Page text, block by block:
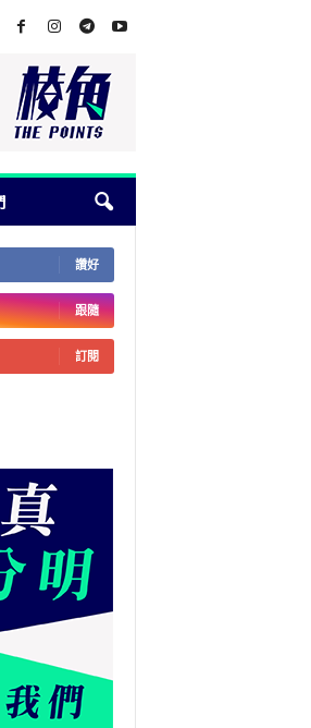
讚好
跟隨
訂閱